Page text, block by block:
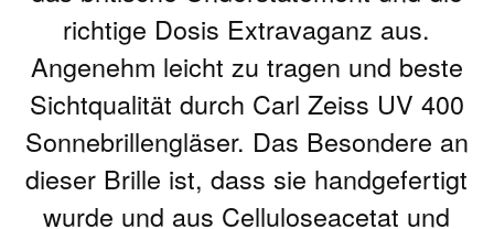
richtige Dosis Extravaganz aus.
Angenehm leicht zu tragen und beste
Sichtqualität durch Carl Zeiss UV 400
Sonnebrillengläser. Das Besondere an
dieser Brille ist, dass sie handgefertigt
wurde und aus Celluloseacetat und